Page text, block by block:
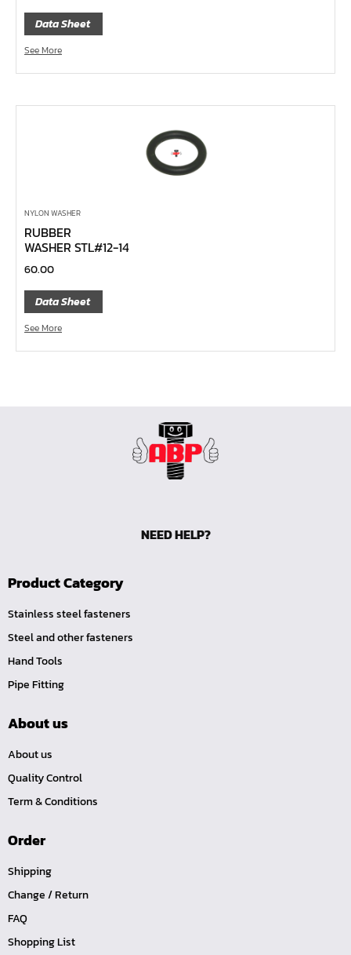
หน้าแปลนเหล็กบอด JEF 10K FF ชุบกัลวาไนซ์
หน้าแปลนเหล็กบอด JEF 150P RF ชุบกัลวาไนซ์
หน้าแปลนเชื่อมเหล็กบอด JEF 150P RF
หน้าแปลนเชื่อมเหล็ก JEF PN16 RF
หน้าแปลนเชื่อมเหล็ก JEF 300P RF
คีมย้ำสายไฟ
คีมล๊อค
คีมหนีบ-ถ่างแหวน
คีมปากนกแก้ว,​คีมตัดตะปู
คีมปากแหลม
คีมปากเฉียง
ด้ามฟรี, ด้ามบ๊อกซ์ Z-Series ขนาด 1/4", 3/8", 1/2"
ลูกบ๊อกซ์ สั้น, ยาว Koken Z-Series ขนาด 1/4", 3/8", 1/2"
ไขควงตอก
ไขควง Koken
ข้อเพิ่ม, ข้อลด
ข้อต่อ
ด้ามขันบ๊อกซ์, ด้ามเลื่อน, ด้ามขันตัวแอล, ด้ามควง
บ๊อกซ์เดือยโผล่
ประแจตะขอ
ประแจ L หกเหลี่ยม,ท๊อกซ์,หัวบ๊อกซ์
เหล็กส่ง, เหล็กสกัด, เหล็กตอก
ค้อน
เครื่องมืองานไฟฟ้าแรงสูง
ลูกบ๊อกซ์ลม
Data Sheet
See More
NYLON WASHER
RUBBER
WASHER STL#12-14
60.00
Data Sheet
See More
NEED HELP?
Product Category
Stainless steel fasteners
Steel and other fasteners
Hand Tools
Pipe Fitting
About us
About us
Quality Control
Term & Conditions
Order
Shipping
Change / Return
FAQ
Shopping List